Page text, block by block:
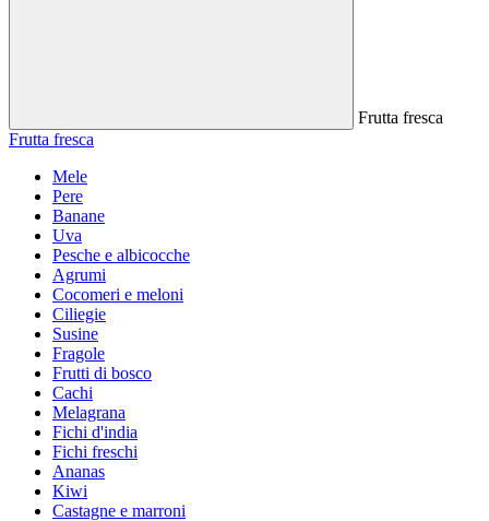
Frutta fresca
Frutta fresca
Mele
Pere
Banane
Uva
Pesche e albicocche
Agrumi
Cocomeri e meloni
Ciliegie
Susine
Fragole
Frutti di bosco
Cachi
Melagrana
Fichi d'india
Fichi freschi
Ananas
Kiwi
Castagne e marroni